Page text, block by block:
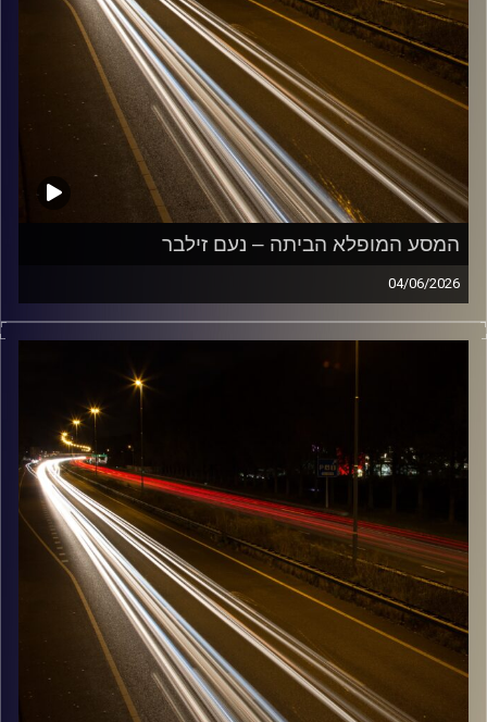
המסע המופלא הביתה – נעם זילבר
04/06/2026
מוזיקה שתלווה אותנו אחרי יום עבודה ארוך ותחזיר אותנו
הביתה בשלום עם נעם זילבר
קרדיט תמונות: